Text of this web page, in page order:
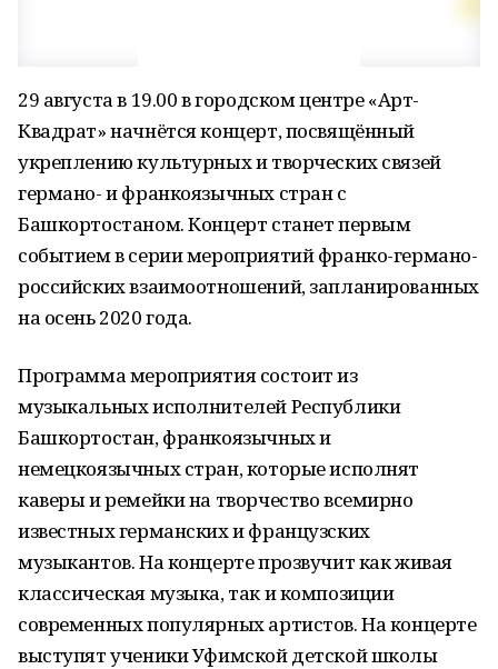
29 августа в 19.00 в городском центре «Арт-
Квадрат» начнётся концерт, посвящённый
укреплению культурных и творческих связей
германо- и франкоязычных стран с
Башкортостаном. Концерт станет первым
событием в серии мероприятий франко-германо-
российских взаимоотношений, запланированных
на осень 2020 года.
Программа мероприятия состоит из
музыкальных исполнителей Республики
Башкортостан, франкоязычных и
немецкоязычных стран, которые исполнят
каверы и ремейки на творчество всемирно
известных германских и французских
музыкантов. На концерте прозвучит как живая
классическая музыка, так и композиции
современных популярных артистов. На концерте
выступят ученики Уфимской детской школы